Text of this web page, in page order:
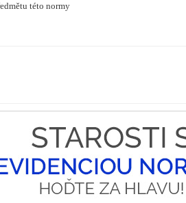
této normy